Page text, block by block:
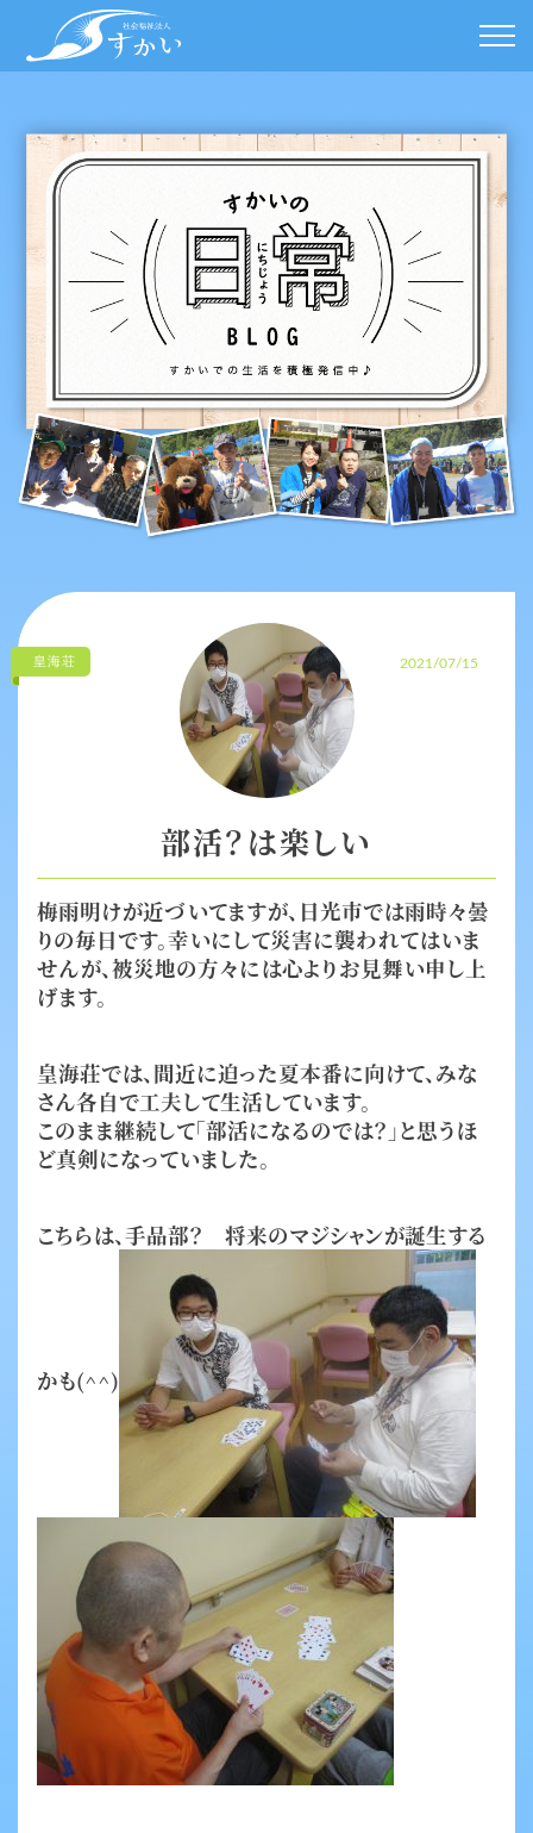
皇海荘 2021/07/15
部活？は楽しい
梅雨明けが近づいてますが、日光市では雨時々曇
りの毎日です。幸いにして災害に襲われてはいま
せんが、被災地の方々には心よりお見舞い申し上
げます。
皇海荘では、間近に迫った夏本番に向けて、みな
さん各自で工夫して生活しています。
このまま継続して「部活になるのでは？」と思うほ
ど真剣になっていました。
こちらは、手品部？ 将来のマジシャンが誕生する
かも(^^)